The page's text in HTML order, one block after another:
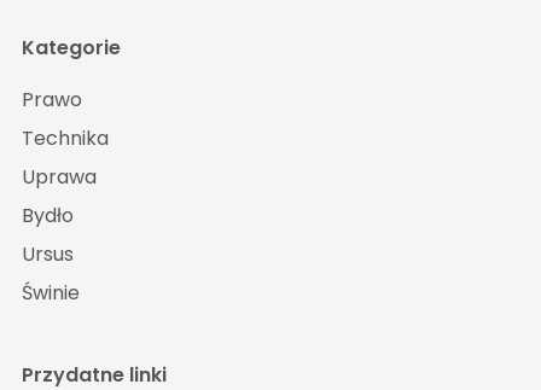
Kategorie
Prawo
Technika
Uprawa
Bydło
Ursus
Świnie
Przydatne linki